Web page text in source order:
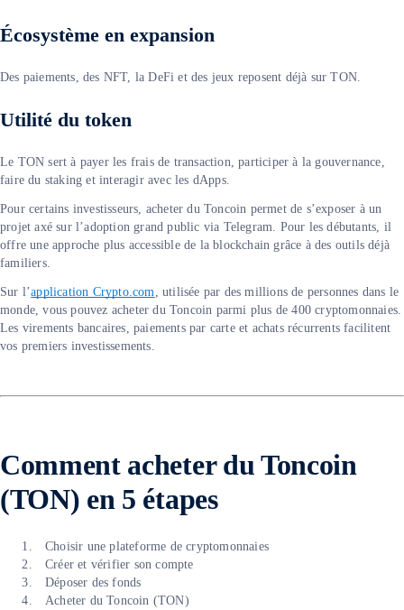
Écosystème en expansion
Des paiements, des NFT, la DeFi et des jeux reposent déjà sur TON.
Utilité du token
Le TON sert à payer les frais de transaction, participer à la gouvernance,
faire du staking et interagir avec les dApps.
Pour certains investisseurs, acheter du Toncoin permet de s’exposer à un
projet axé sur l’adoption grand public via Telegram. Pour les débutants, il
offre une approche plus accessible de la blockchain grâce à des outils déjà
familiers.
Sur l’application Crypto.com
, utilisée par des millions de personnes dans le
monde, vous pouvez acheter du Toncoin parmi plus de 400 cryptomonnaies.
Les virements bancaires, paiements par carte et achats récurrents facilitent
vos premiers investissements.
Comment acheter du Toncoin
(TON) en 5 étapes
Choisir une plateforme de cryptomonnaies
Créer et vérifier son compte
Déposer des fonds
Acheter du Toncoin (TON)